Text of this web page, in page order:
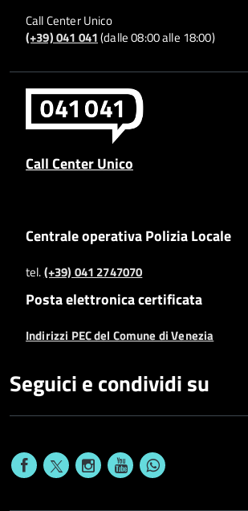
Call Center Unico
(+39) 041 041(dalle 08:00 alle 18:00)
Call Center Unico
Centrale operativa Polizia Locale
tel.(+39) 041 2747070
Posta elettronica certificata
Indirizzi PEC del Comune di Venezia
Seguici e condividi su